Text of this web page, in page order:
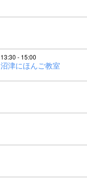
13:30 - 15:00
沼津にほんご教室